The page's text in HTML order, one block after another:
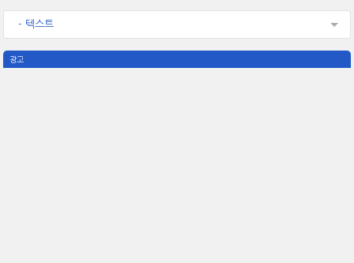
- 텍스트
광고